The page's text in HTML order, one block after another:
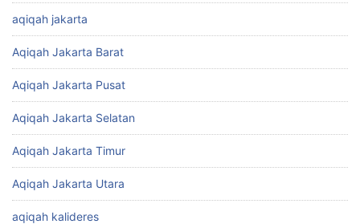
aqiqah jakarta
Aqiqah Jakarta Barat
Aqiqah Jakarta Pusat
Aqiqah Jakarta Selatan
Aqiqah Jakarta Timur
Aqiqah Jakarta Utara
aqiqah kalideres